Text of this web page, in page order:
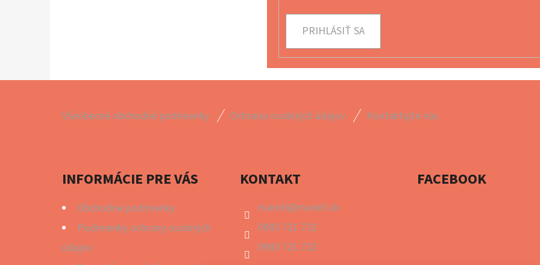
PRIHLÁSIŤ SA
Všeobecné obchodné podmienky Ochrana osobných údajov Kontaktujte nás
INFORMÁCIE PRE VÁS
Obchodné podmienky
Podmienky ochrany osobných
údajov
KONTAKT
mareti@mareti.sk
0903 721 722
0903 721 722
FACEBOOK